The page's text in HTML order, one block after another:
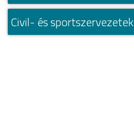
Civil- és sportszervezetek